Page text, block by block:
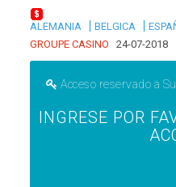
ALEMANIA |BELGICA |
GROUPE CASINO
24-07-2018
Acceso reservado a
INGRESE POR